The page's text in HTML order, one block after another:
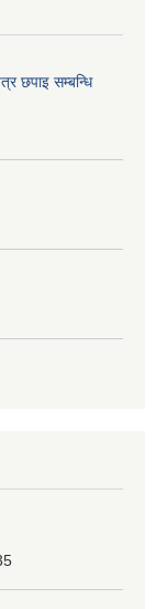
छपाइ सम्बन्धि